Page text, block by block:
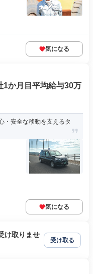
気になる
1か月目平均給与30万
・安全な移動を支えるタ
気になる
け取りませ
受け取る